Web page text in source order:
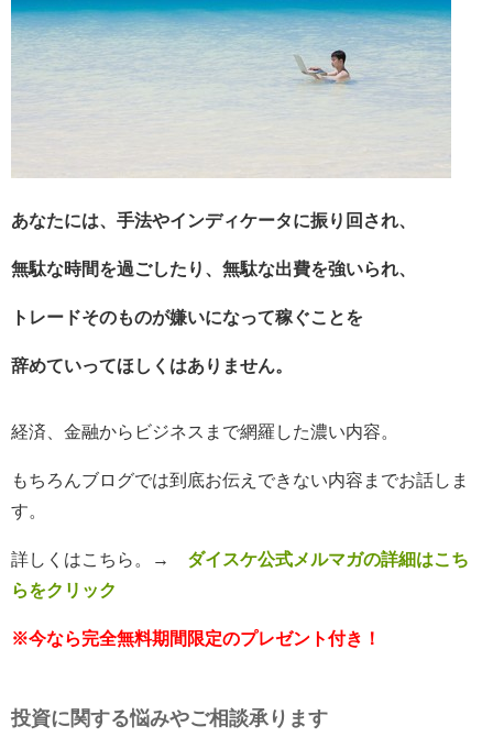
あなたには、手法やインディケータに振り回され、
無駄な時間を過ごしたり、無駄な出費を強いられ、
トレードそのものが嫌いになって稼ぐことを
辞めていってほしくはありません。
経済、金融からビジネスまで網羅した濃い内容。
もちろんブログでは到底お伝えできない内容までお話しま
す。
詳しくはこちら。 → ダイスケ公式メルマガの詳細はこち
らをクリック
※今なら完全無料期間限定のプレゼント付き！
投資に関する悩みやご相談承ります